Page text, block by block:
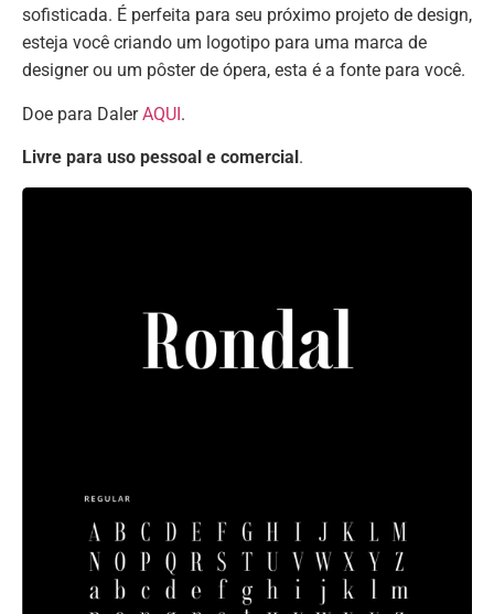
sofisticada. É perfeita para seu próximo projeto de design,
esteja você criando um logotipo para uma marca de
designer ou um pôster de ópera, esta é a fonte para você.
Doe para DalerAQUI.
Livre para uso pessoal e comercial .